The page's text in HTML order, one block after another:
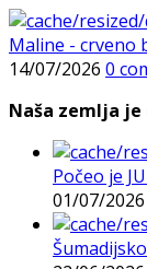
Maline - crveno
14/07/2026 0
Naša zemlja
Počeo je
01/07/2026